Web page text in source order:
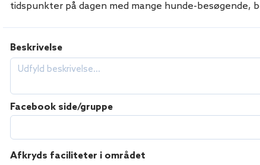
tidspunkter på dagen med mange hunde-besøgende,
Beskrivelse
Facebook side/gruppe
Afkryds faciliteter i området